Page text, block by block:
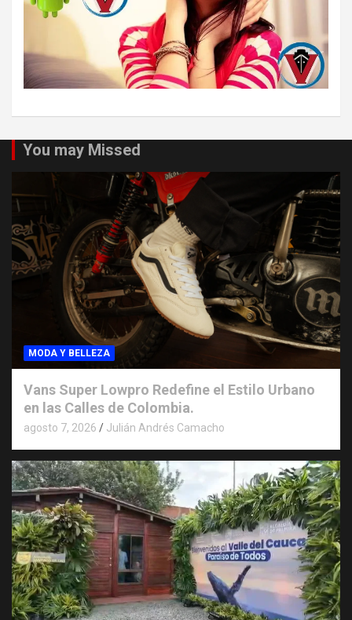
You may Missed
MODA Y BELLEZA
Vans Super Lowpro Redefine el Estilo Urbano
en las Calles de Colombia.
agosto 7, 2026 Julián Andrés Camacho